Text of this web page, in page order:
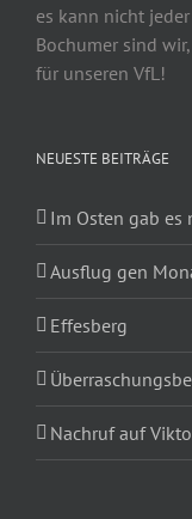
es kann nicht
Bochumer sind
für unseren VfL!
NEUESTE BEITRÄGE
Im Osten gab es
Ausflug gen
Effesberg
Nachruf auf